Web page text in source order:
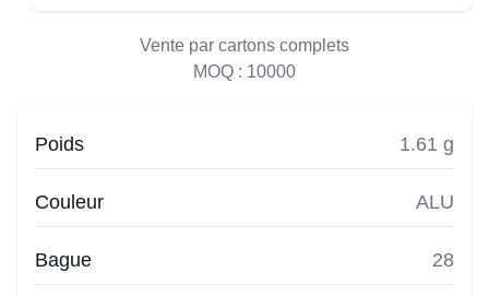
Vente par cartons complets
MOQ : 10000
Poids 1.61 g
Couleur ALU
Bague 28